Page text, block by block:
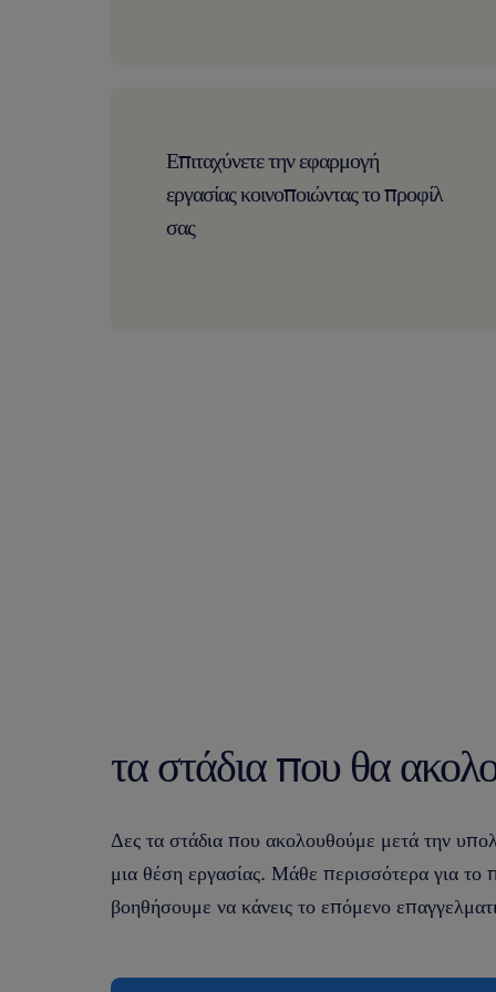
Επιταχύνετε την εφαρμογή
εργασίας κοινοποιώντας το προφίλ
σας
τα στάδια που θα
Δες τα στάδια που ακολουθούμε μετά την
μια θέση εργασίας. Μάθε περισσότερα για
βοηθήσουμε να κάνεις το επόμενο